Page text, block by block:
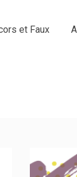
et Faux